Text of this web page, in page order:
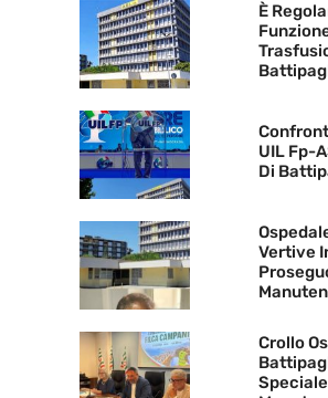
È
UIL Fp-
Di
Vertive
Crollo